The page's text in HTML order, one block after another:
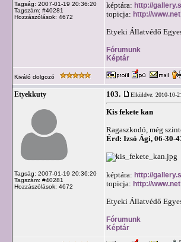
Tagság: 2007-01-19 20:36:20
Tagszám: #40281
Hozzászólások: 4672
képtára: http://
topicja: http://
Etyeki Állatvédő
Fórumunk
Képtár
Kiváló dolgozó
Etyekkuty
Tagság: 2007-01-19 20:36:20
Tagszám: #40281
Hozzászólások: 4672
103. Elküldve: 2010-10-
Kis fekete kan
Ragaszkodó, még
Érd: Izsó Ági, 06-30-
képtára: http://
topicja: http://
Etyeki Állatvédő
Fórumunk
Képtár